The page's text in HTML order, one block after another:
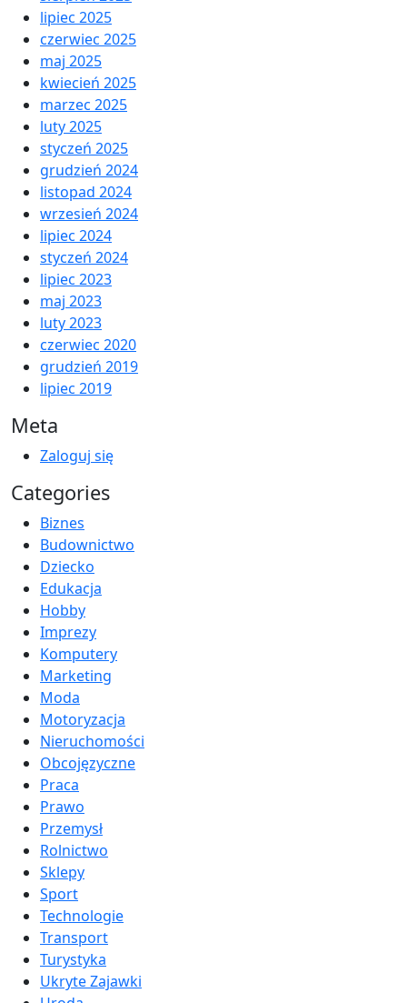
lipiec 2025
czerwiec 2025
maj 2025
kwiecień 2025
marzec 2025
luty 2025
styczeń 2025
grudzień 2024
listopad 2024
wrzesień 2024
lipiec 2024
styczeń 2024
lipiec 2023
maj 2023
luty 2023
czerwiec 2020
grudzień 2019
lipiec 2019
Meta
Zaloguj się
Categories
Biznes
Budownictwo
Dziecko
Edukacja
Hobby
Imprezy
Komputery
Marketing
Moda
Motoryzacja
Nieruchomości
Obcojęzyczne
Praca
Prawo
Przemysł
Rolnictwo
Sklepy
Sport
Technologie
Transport
Turystyka
Ukryte Zajawki